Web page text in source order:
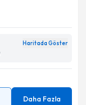
Haritada Göster
Daha Fazla